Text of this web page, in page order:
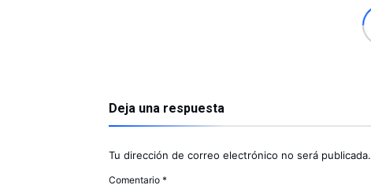
Deja una respuesta
Tu dirección de correo electrónico no será publicada.
Comentario *